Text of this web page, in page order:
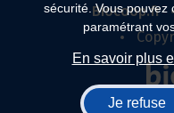
sécurité. Vous pouvez
paramétrant
En savoir plus
Je refuse
Biocoop.fr